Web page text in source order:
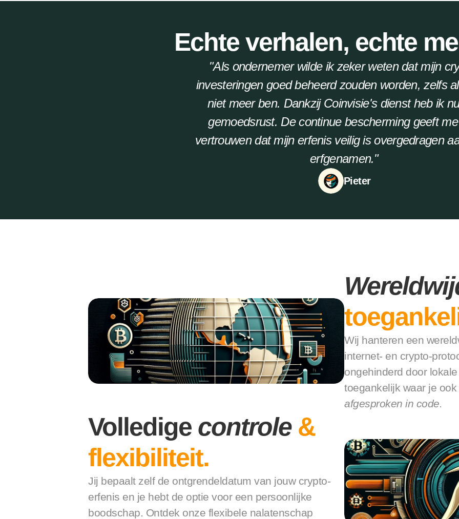
Echte verhalen, echte
"Als ondernemer wilde ik zeker weten dat mijn
investeringen goed beheerd zouden worden, zelfs
niet meer ben. Dankzij Coinvisie's dienst heb ik
gemoedsrust. De continue bescherming geeft
vertrouwen dat mijn erfenis veilig is overgedragen
erfgenamen."
Pieter
Wij hanteren een
internet- en crypto-
ongehinderd door
toegankelijk waar je
afgesproken in code.
Volledige controle &
flexibiliteit.
Jij bepaalt zelf de ontgrendeldatum van jouw crypto-
erfenis en je hebt de optie voor een persoonlijke
boodschap. Ontdek onze flexibele nalatenschap